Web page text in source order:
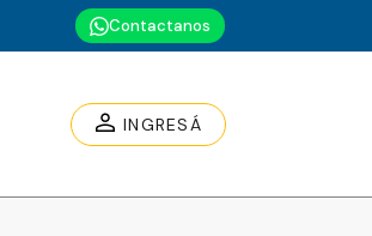
Contactanos
INGRESÁ